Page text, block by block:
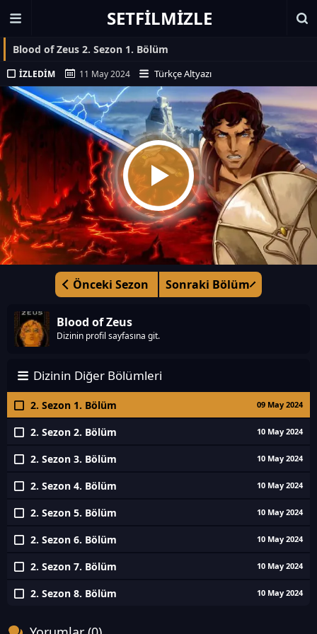
SETFILMIZLE
Blood of Zeus 2. Sezon 1. Bölüm
İZLEDIM 11 May 2024 Türkçe Altyazı
Önceki Sezon Sonraki Bölüm
Blood of Zeus
Dizinin profil sayfasına git.
Dizinin Diğer Bölümleri
2. Sezon 1. Bölüm 09 May 2024
2. Sezon 2. Bölüm 10 May 2024
2. Sezon 3. Bölüm 10 May 2024
2. Sezon 4. Bölüm 10 May 2024
2. Sezon 5. Bölüm 10 May 2024
2. Sezon 6. Bölüm 10 May 2024
2. Sezon 7. Bölüm 10 May 2024
2. Sezon 8. Bölüm 10 May 2024